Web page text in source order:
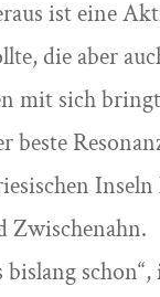
ist eine
die aber
mit sich
Zwischenahn.
schon“,